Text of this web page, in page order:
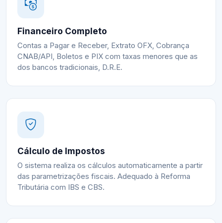
Financeiro Completo
Contas a Pagar e Receber, Extrato OFX, Cobrança
CNAB/API, Boletos e PIX com taxas menores que as
dos bancos tradicionais, D.R.E.
Cálculo de Impostos
O sistema realiza os cálculos automaticamente a partir
das parametrizações fiscais. Adequado à Reforma
Tributária com IBS e CBS.